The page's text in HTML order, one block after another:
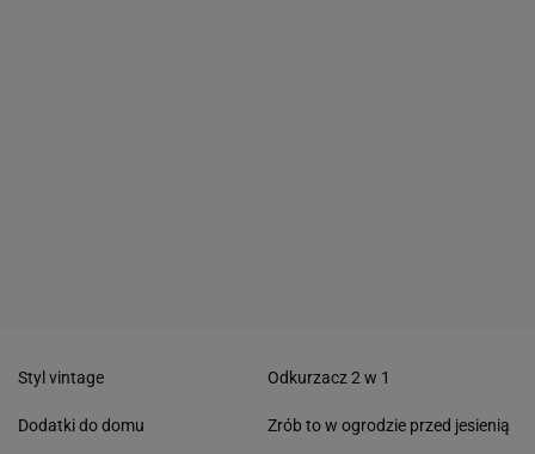
Styl vintage
Dodatki do domu
Odkurzacz 2 w 1
Zrób to w ogrodzie przed jesienią